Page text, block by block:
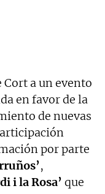
Cort a un evento
en favor de la
de nuevas
por parte
,
i la Rosa’ que